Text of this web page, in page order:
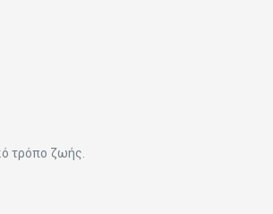
τρόπο ζωής.